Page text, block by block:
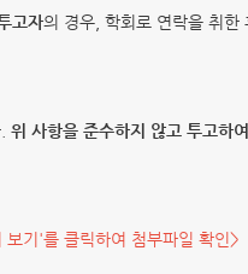
고자의 경우, 학회로 연락을 취한
위 사항을 준수하지 않고 투고하
보기'를 클릭하여 첨부파일 확인>